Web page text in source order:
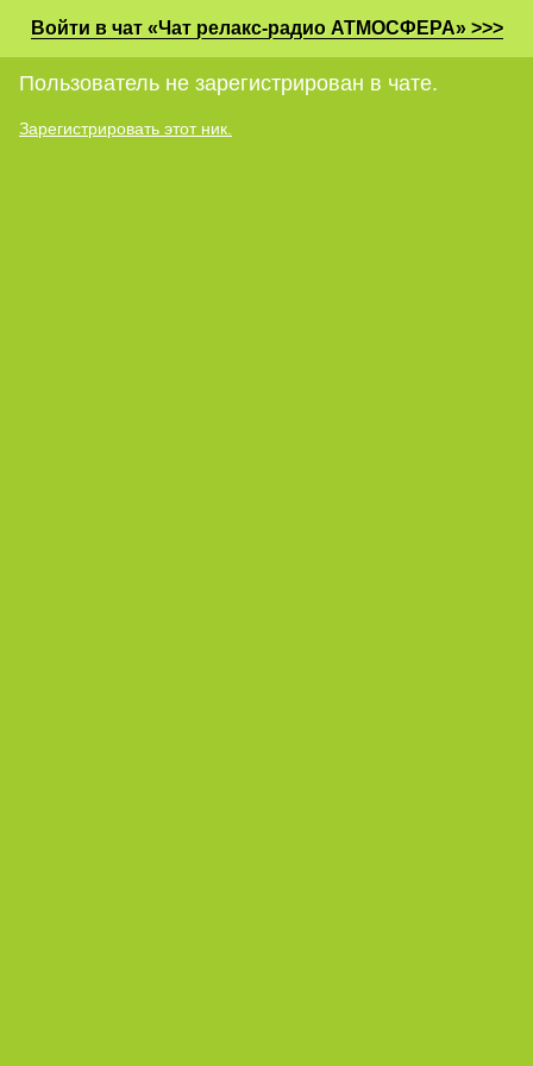
Войти в чат «Чат релакс-радио АТМОСФЕРА» >>>
Пользователь не зарегистрирован в чате.
Зарегистрировать этот ник.